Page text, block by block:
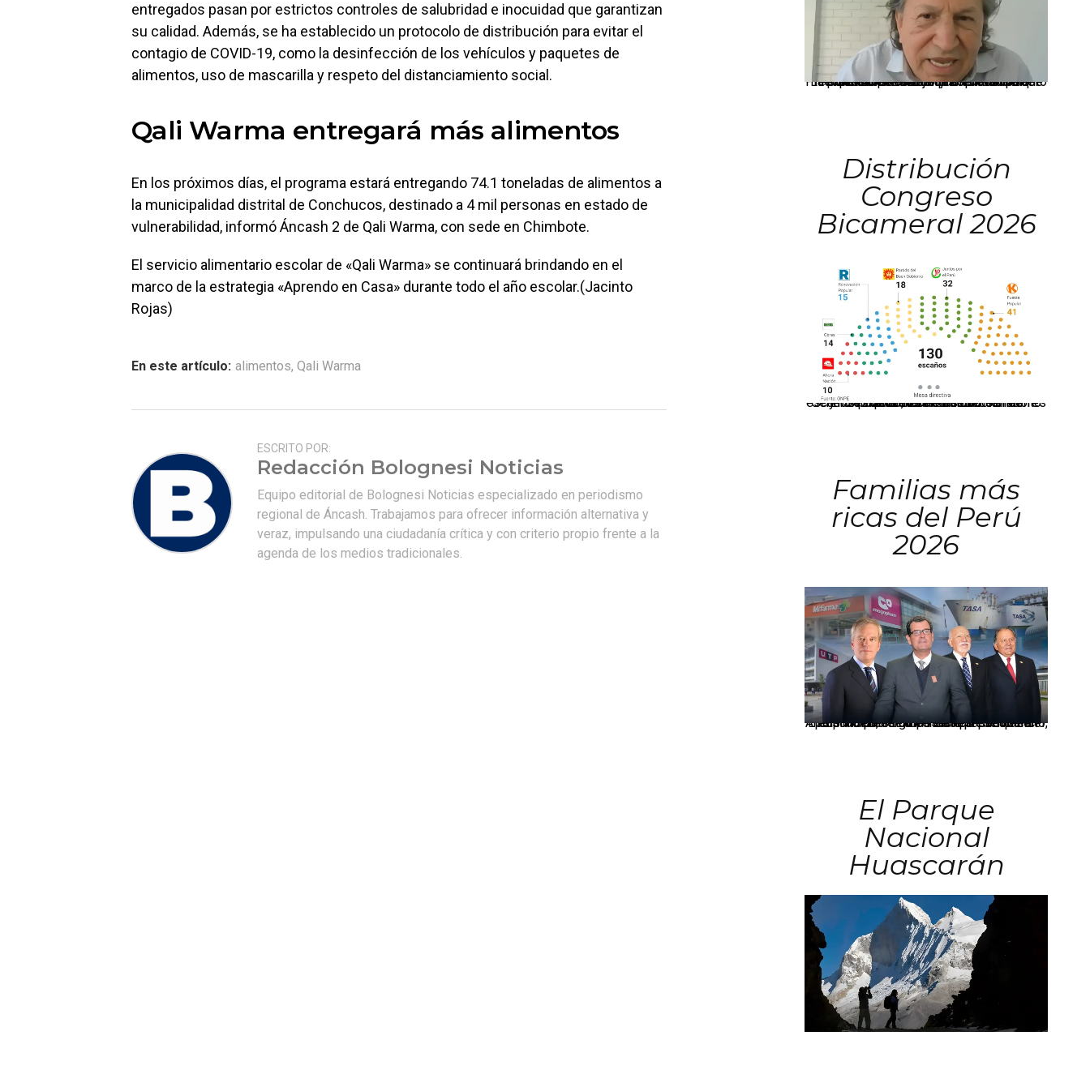
entregados pasan por estrictos controles de salubridad e inocuidad que garantizan
su calidad. Además, se ha establecido un protocolo de distribución para evitar el
contagio de COVID-19, como la desinfección de los vehículos y paquetes de
alimentos, uso de mascarilla y respeto del distanciamiento social.
Qali Warma entregará más alimentos
En los próximos días, el programa estará entregando 74.1 toneladas de alimentos a
la municipalidad distrital de Conchucos, destinado a 4 mil personas en estado de
vulnerabilidad, informó Áncash 2 de Qali Warma, con sede en Chimbote.
El servicio alimentario escolar de «Qali Warma» se continuará brindando en el
marco de la estrategia «Aprendo en Casa» durante todo el año escolar.(Jacinto
Rojas)
En este artículo: alimentos, Qali Warma
ESCRITO POR:
Redacción Bolognesi Noticias
Equipo editorial de Bolognesi Noticias especializado en periodismo
regional de Áncash. Trabajamos para ofrecer información alternativa y
veraz, impulsando una ciudadanía crítica y con criterio propio frente a la
agenda de los medios tradicionales.
La presidenta Keiko Fujimori informó que la solicitud de indulto presentada por el expresidente Alejandro Toledo será evaluada por la Comisión de Gracias Presidenciales conforme al procedimiento establecido.
Distribución
Congreso
Bicameral 2026
El JNE oficializó la distribución de escaños para la elección de 60 senadores y 130 diputados en las Elecciones Generales 2026, tras el restablecimiento de la Bicameralidad.
Familias más
ricas del Perú
2026
Los principales grupos empresariales del país mantienen una fuerte presencia en Áncash mediante inversiones en comercio, educación, salud e industria pesquera.
El Parque
Nacional
Huascarán